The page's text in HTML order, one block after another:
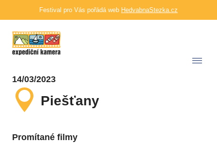
Festival pro Vás pořádá web HedvabnaStezka.cz
14/03/2023
Piešťany
Promítané filmy